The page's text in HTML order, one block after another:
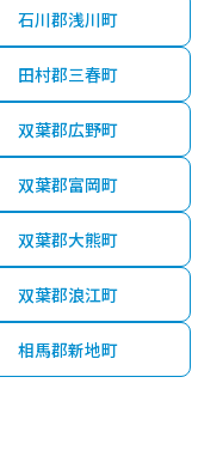
石川郡浅川町
田村郡三春町
双葉郡広野町
双葉郡富岡町
双葉郡大熊町
双葉郡浪江町
相馬郡新地町